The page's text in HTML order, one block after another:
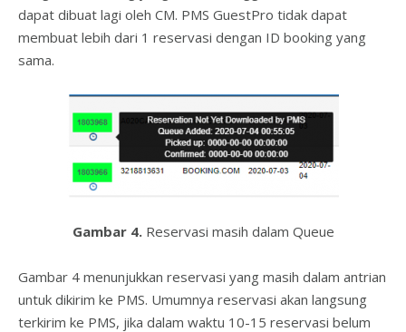
dapat dibuat lagi oleh CM. PMS GuestPro tidak dapat
membuat lebih dari 1 reservasi dengan ID booking yang
sama.
Gambar 4.Reservasi masih dalam Queue
Gambar 4 menunjukkan reservasi yang masih dalam antrian
untuk dikirim ke PMS. Umumnya reservasi akan langsung
terkirim ke PMS, jika dalam waktu 10-15 reservasi belum